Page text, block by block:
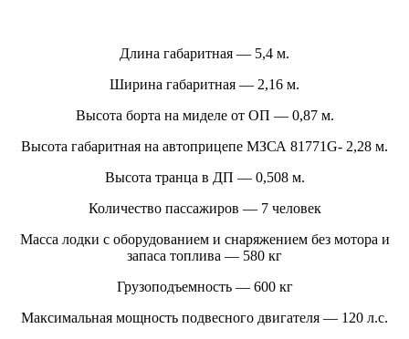
Длина габаритная — 5,4 м.
Ширина габаритная — 2,16 м.
Высота борта на миделе от ОП — 0,87 м.
Высота габаритная на автоприцепе МЗСА 81771G- 2,28 м.
Высота транца в ДП — 0,508 м.
Количество пассажиров — 7 человек
Масса лодки с оборудованием и снаряжением без мотора и
запаса топлива — 580 кг
Грузоподъемность — 600 кг
Максимальная мощность подвесного двигателя — 120 л.с.